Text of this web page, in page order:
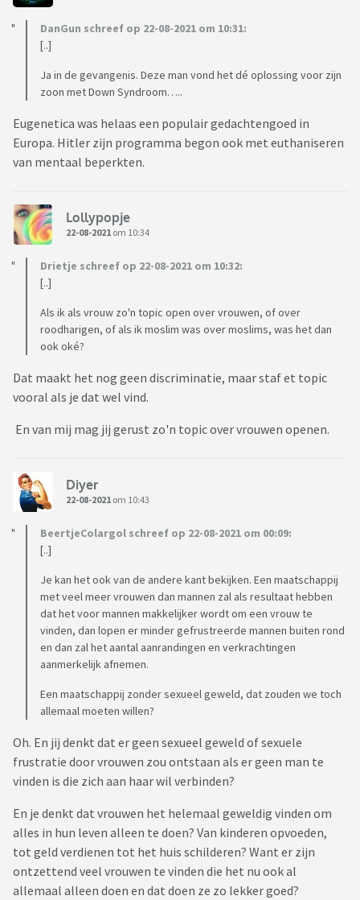
DanGun schreef op 22-08-2021 om 10:31:
[..]
Ja in de gevangenis. Deze man vond het dé oplossing voor zijn
zoon met Down Syndroom…..
Eugenetica was helaas een populair gedachtengoed in
Europa. Hitler zijn programma begon ook met euthaniseren
van mentaal beperkten.
Lollypopje
22-08-2021 om 10:34
Drietje schreef op 22-08-2021 om 10:32:
[..]
Als ik als vrouw zo'n topic open over vrouwen, of over
roodharigen, of als ik moslim was over moslims, was het dan
ook oké?
Dat maakt het nog geen discriminatie, maar staf et topic
vooral als je dat wel vind.
En van mij mag jij gerust zo'n topic over vrouwen openen.
Diyer
22-08-2021 om 10:43
BeertjeColargol schreef op 22-08-2021 om 00:09:
[..]
Je kan het ook van de andere kant bekijken. Een maatschappij
met veel meer vrouwen dan mannen zal als resultaat hebben
dat het voor mannen makkelijker wordt om een vrouw te
vinden, dan lopen er minder gefrustreerde mannen buiten rond
en dan zal het aantal aanrandingen en verkrachtingen
aanmerkelijk afnemen.
Een maatschappij zonder sexueel geweld, dat zouden we toch
allemaal moeten willen?
Oh. En jij denkt dat er geen sexueel geweld of sexuele
frustratie door vrouwen zou ontstaan als er geen man te
vinden is die zich aan haar wil verbinden?
En je denkt dat vrouwen het helemaal geweldig vinden om
alles in hun leven alleen te doen? Van kinderen opvoeden,
tot geld verdienen tot het huis schilderen? Want er zijn
ontzettend veel vrouwen te vinden die het nu ook al
allemaal alleen doen en dat doen ze zo lekker goed?